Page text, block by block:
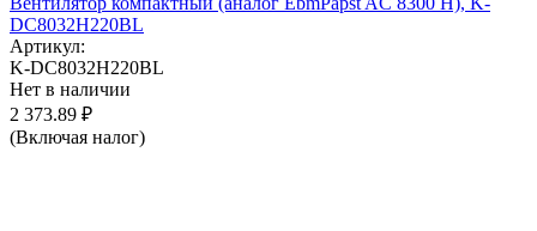
DC8032H220BL
Артикул:
K-DC8032H220BL
Нет в наличии
2 373.89 ₽
(Включая налог)